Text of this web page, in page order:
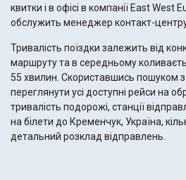
квитки і в офісі в компанії East West
обслужить менеджер контакт-
Тривалість поїздки залежить від
маршруту та в середньому
55 хвилин. Скориставшись пошуком за напрямком ви можете
переглянути усі доступні рейси на
тривалість подорожі, станції
на білети до Кременчук, Україна,
детальний розклад відправлень.